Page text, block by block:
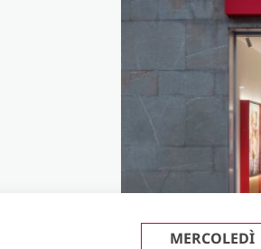
MERCOLEDÌ